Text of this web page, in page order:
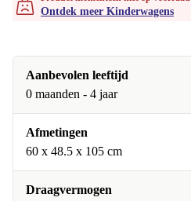
Ontdek meer Kinderwagens
Aanbevolen leeftijd
0 maanden - 4 jaar
Afmetingen
60 x 48.5 x 105 cm
Draagvermogen